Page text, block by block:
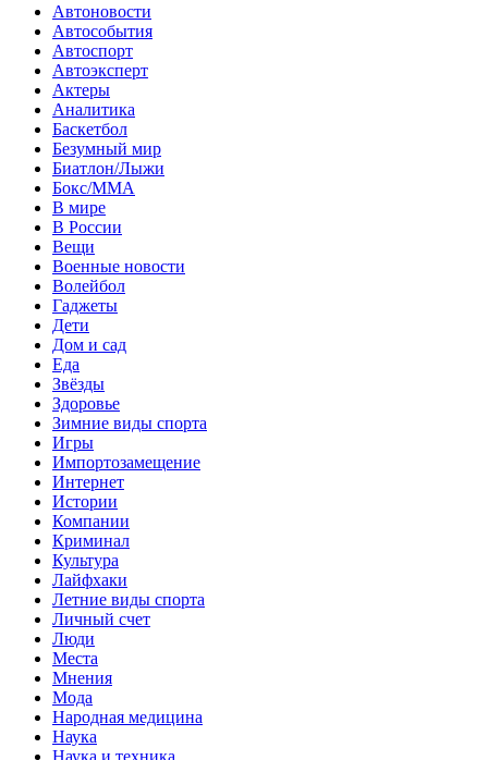
Автоновости
Автособытия
Автоспорт
Автоэксперт
Актеры
Аналитика
Баскетбол
Безумный мир
Биатлон/Лыжи
Бокс/MMA
В мире
В России
Вещи
Военные новости
Волейбол
Гаджеты
Дети
Дом и сад
Еда
Звёзды
Здоровье
Зимние виды спорта
Игры
Импортозамещение
Интернет
Истории
Компании
Криминал
Культура
Лайфхаки
Летние виды спорта
Личный счет
Люди
Места
Мнения
Мода
Народная медицина
Наука
Наука и техника